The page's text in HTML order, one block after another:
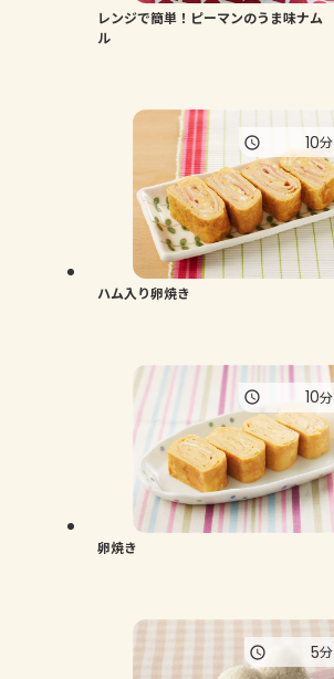
レンジで簡単！ピーマンのうま味ナム
ル
ハム入り卵焼き
10分
卵焼き
10分
5分